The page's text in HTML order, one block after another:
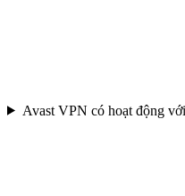
Avast VPN có hoạt động